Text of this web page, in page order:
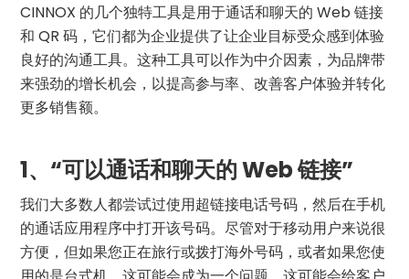
CINNOX 的几个独特工具是用于通话和聊天的 Web 链接
和 QR 码，它们都为企业提供了让企业目标受众感到体验
良好的沟通工具。这种工具可以作为中介因素，为品牌带
来强劲的增长机会，以提高参与率、改善客户体验并转化
更多销售额。
1、“可以通话和聊天的 Web 链接”
我们大多数人都尝试过使用超链接电话号码，然后在手机
的通话应用程序中打开该号码。尽管对于移动用户来说很
方便，但如果您正在旅行或拨打海外号码，或者如果您使